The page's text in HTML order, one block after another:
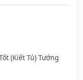
(Kiết Tú) Tướng